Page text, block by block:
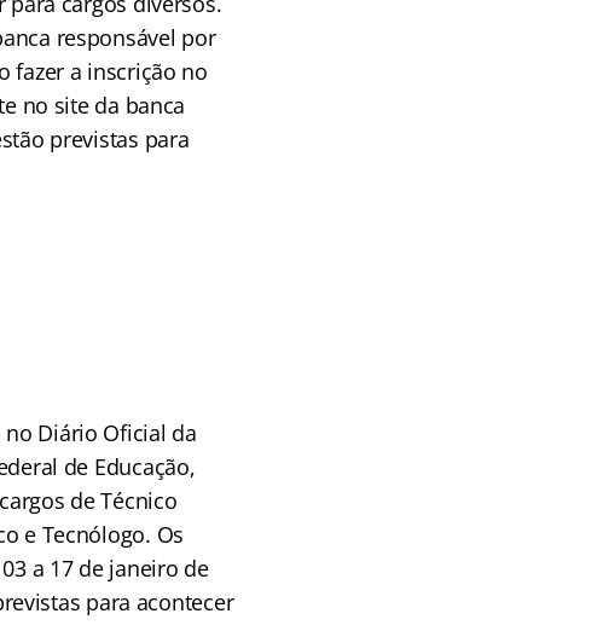
responsável por
fazer a inscrição no
no site da banca
previstas para
Diário Oficial da
de Educação,
de Técnico
e Tecnólogo. Os
a 17 de janeiro de
para acontecer